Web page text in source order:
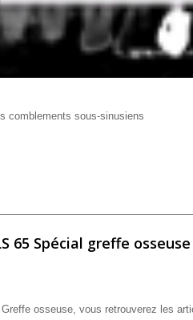
comblements sous-sinusiens
65 Spécial greffe osseuse
osseuse, vous retrouverez les